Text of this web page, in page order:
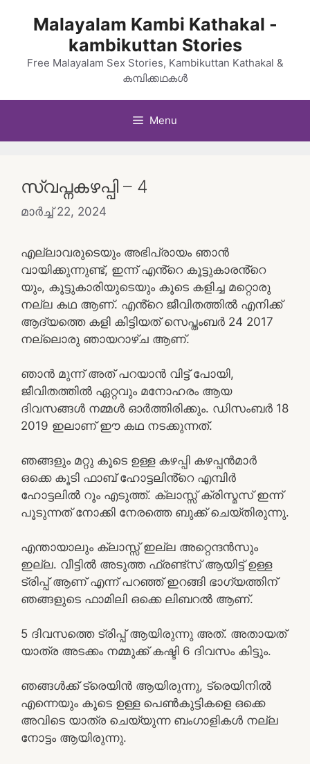
Malayalam Kambi Kathakal -
kambikuttan Stories
Free Malayalam Sex Stories, Kambikuttan Kathakal &
കമ്പിക്കഥകൾ
Menu
സ്വപ്നകഴപ്പി – 4
മാർച്ച്‌ 22, 2024
എല്ലാവരുടെയും അഭിപ്രായം ഞാൻ
വായിക്കുന്നുണ്ട്, ഇന്ന് എൻ്റെ കൂട്ടുകാരൻ്റെ
യും, കൂട്ടുകാരിയുടെയും കൂടെ കളിച്ച മറ്റൊരു
നല്ല കഥ ആണ്. എൻ്റെ ജീവിതത്തിൽ എനിക്ക്
ആദ്യത്തെ കളി കിട്ടിയത് സെപ്തംബർ 24 2017
നല്ലൊരു ഞായറാഴ്ച ആണ്.
ഞാൻ മുന്ന് അത് പറയാൻ വിട്ട് പോയി,
ജീവിതത്തിൽ ഏറ്റവും മനോഹരം ആയ
ദിവസങ്ങൾ നമ്മൾ ഓർത്തിരിക്കും. ഡിസംബർ 18
2019 ഇലാണ് ഈ കഥ നടക്കുന്നത്.
ഞങ്ങളും മറ്റു കൂടെ ഉള്ള കഴപ്പി കഴപ്പൻമാർ
ഒക്കെ കൂടി ഫാബ് ഹോട്ടലിൻ്റെ എമ്പിർ
ഹോട്ടലിൽ റൂം എടുത്ത്. ക്ലാസ്സ് ക്രിസ്മസ് ഇന്ന്
പൂടുന്നത് നോക്കി നേരത്തെ ബുക്ക് ചെയ്തിരുന്നു.
എന്തായാലും ക്ലാസ്സ് ഇല്ല അറ്റെന്ദൻസും
ഇല്ല. വീട്ടിൽ അടുത്ത ഫ്രണ്ട്സ് ആയിട്ട് ഉള്ള
ട്രിപ്പ് ആണ് എന്ന് പറഞ്ഞ് ഇറങ്ങി ഭാഗ്യത്തിന്
ഞങ്ങളുടെ ഫാമിലി ഒക്കെ ലിബറൽ ആണ്.
5 ദിവസത്തെ ട്രിപ്പ് ആയിരുന്നു അത്. അതായത്
യാത്ര അടക്കം നമ്മുക്ക് കഷ്ടി 6 ദിവസം കിട്ടും.
ഞങ്ങൾക്ക് ട്രെയിൻ ആയിരുന്നു, ട്രെയിനിൽ
എന്നെയും കൂടെ ഉള്ള പെൺകുട്ടികളെ ഒക്കെ
അവിടെ യാത്ര ചെയ്യുന്ന ബംഗാളികൾ നല്ല
നോട്ടം ആയിരുന്നു.